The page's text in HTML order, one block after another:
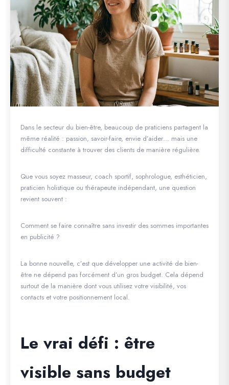
Dans le secteur du bien-être, beaucoup de praticiens partagent la
même réalité : passion, savoir-faire, envie d’aider… mais une
difficulté constante à trouver des clients de manière régulière.
Que vous soyez masseur, coach sportif, sophrologue, esthéticien,
praticien holistique ou thérapeute indépendant, une question
revient souvent :
Comment se faire connaître sans investir des sommes importantes
en publicité ?
La bonne nouvelle, c’est que développer une activité de bien-
être ne dépend pas forcément d’un gros budget. Cela dépend
surtout de la manière dont vous utilisez votre visibilité, vos
contacts et votre positionnement local.
Le vrai défi : être
visible sans budget